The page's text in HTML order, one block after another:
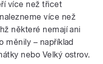
více než třicet
více než
některé nemají ani
měnily – například
nebo Velký ostrov.